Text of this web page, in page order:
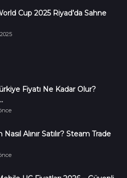
Cup 2025 Riyad’da Sahne
Fiyatı Ne Kadar Olur?
Nasıl Alınır Satılır? Steam Trade